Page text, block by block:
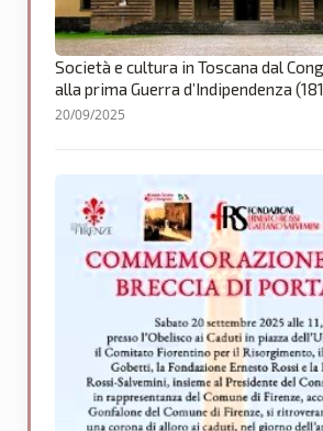
Società e cultura in Toscana dal
alla prima Guerra d’Indipendenza
20/09/2025